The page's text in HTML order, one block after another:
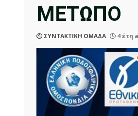
ΜΕΤΩΠΟ
ΣΥΝΤΑΚΤΙΚΗ ΟΜΑΔΑ 4 έτη